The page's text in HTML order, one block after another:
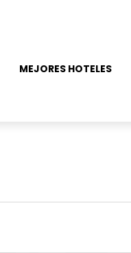
MEJORES HOTELES